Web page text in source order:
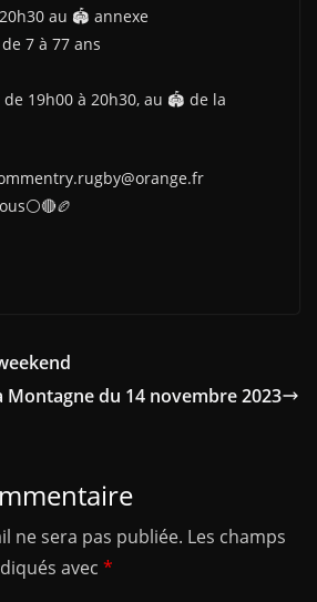
au 🏟 annexe
de 7 à 77 ans
19h00 à 20h30, au 🏟 de la
Montagne du 14 novembre 2023
ne sera pas publiée. Les champs
avec *